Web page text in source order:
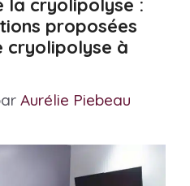
la cryolipolyse :
proposées
cryolipolyse à
Aurélie Piebeau